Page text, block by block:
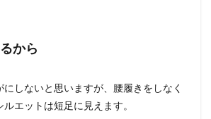
から
しないと思いますが、腰履きをしなく
エットは短足に見えます。